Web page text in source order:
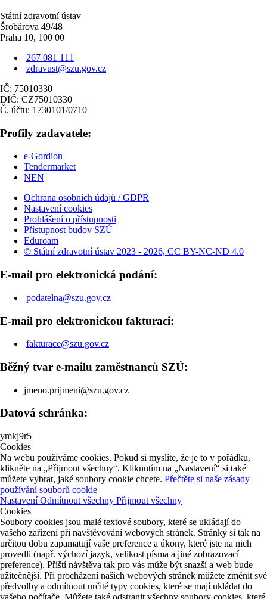
Státní zdravotní ústav
Šrobárova 49/48
Praha 10, 100 00
267 081 111
zdravust@szu.gov.cz
IČ: 75010330
DIČ: CZ75010330
Č. účtu: 1730101/0710
Profily zadavatele:
e-Gordion
Tendermarket
NEN
Ochrana osobních údajů / GDPR
Nastavení cookies
Prohlášení o přístupnosti
Přístupnost budov SZÚ
Eduroam
© Státní zdravotní ústav 2023 - 2026, CC BY-NC-ND 4.0
E-mail pro elektronická podání:
podatelna@szu.gov.cz
E-mail pro elektronickou fakturaci:
fakturace@szu.gov.cz
Běžný tvar e-mailu zaměstnanců SZÚ:
jmeno.prijmeni@szu.gov.cz
Datová schránka:
ymkj9r5
Cookies
Na webu používáme cookies. Pokud si myslíte, že je to v pořádku,
klikněte na „Přijmout všechny“. Kliknutím na „Nastavení“ si také
můžete vybrat, jaké soubory cookie chcete. Přečtěte si naše zásady
používání souborů cookie
NastaveníOdmítnout všechny Přijmout všechny
Cookies
Soubory cookies jsou malé textové soubory, které se ukládají do
vašeho zařízení při navštěvování webových stránek. Stránky si tak na
určitou dobu zapamatují vaše preference a úkony, které jste na nich
provedli (např. výchozí jazyk, velikost písma a jiné zobrazovací
preference). Příští návštěva tak pro vás může být snazší a web bude
užitečnější. Při procházení našich webových stránek můžete změnit své
předvolby a odmítnout určité typy cookies, které se mají ukládat do